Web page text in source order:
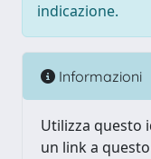
indicazione.
Informazioni
Utilizza questo
un link a